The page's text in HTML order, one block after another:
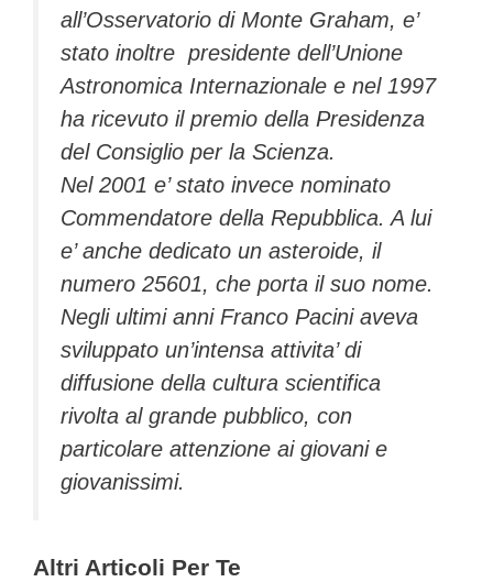
all’Osservatorio di Monte Graham, e’
stato inoltre presidente dell’Unione
Astronomica Internazionale e nel 1997
ha ricevuto il premio della Presidenza
del Consiglio per la Scienza.
Nel 2001 e’ stato invece nominato
Commendatore della Repubblica. A lui
e’ anche dedicato un asteroide, il
numero 25601, che porta il suo nome.
Negli ultimi anni Franco Pacini aveva
sviluppato un’intensa attivita’ di
diffusione della cultura scientifica
rivolta al grande pubblico, con
particolare attenzione ai giovani e
giovanissimi.
Altri Articoli Per Te